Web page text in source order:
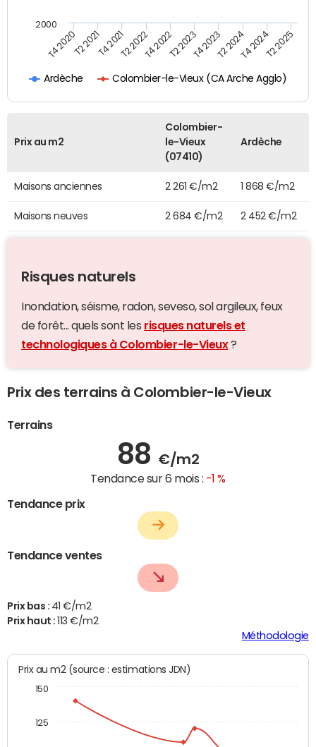
Ardèche Colombier-le-Vieux (CA Arche Agglo)
T4 2020T2 2021T4 2021T2 2022T4 2022T2 2023T4 2023T2 2024T4 2024T2 2025
2000
Prix au m2
Colombier-
le-Vieux
(07410)
Ardèche
Maisons anciennes 2 261 €/m2 1 868 €/m2
Maisons neuves 2 684 €/m2 2 452 €/m2
Risques naturels
Inondation, séisme, radon, seveso, sol argileux, feux
de forêt... quels sont les risques naturels et
technologiques à Colombier-le-Vieux?
Prix des terrains à Colombier-le-Vieux
Terrains
88 €/m2
Tendance sur 6 mois : -1 %
Tendance prix
Tendance ventes
Prix bas : 41 €/m2
Prix haut :
113 €/m2
Méthodologie
Prix au m2 (source : estimations JDN)
125
150